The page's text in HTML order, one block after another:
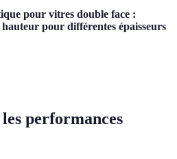
pour vitres double face :
pour différentes épaisseurs
performances